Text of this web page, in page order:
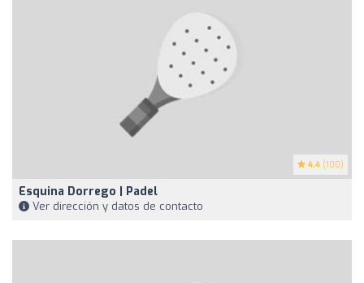
4.4 (100)
Esquina Dorrego | Padel
Ver dirección y datos de contacto